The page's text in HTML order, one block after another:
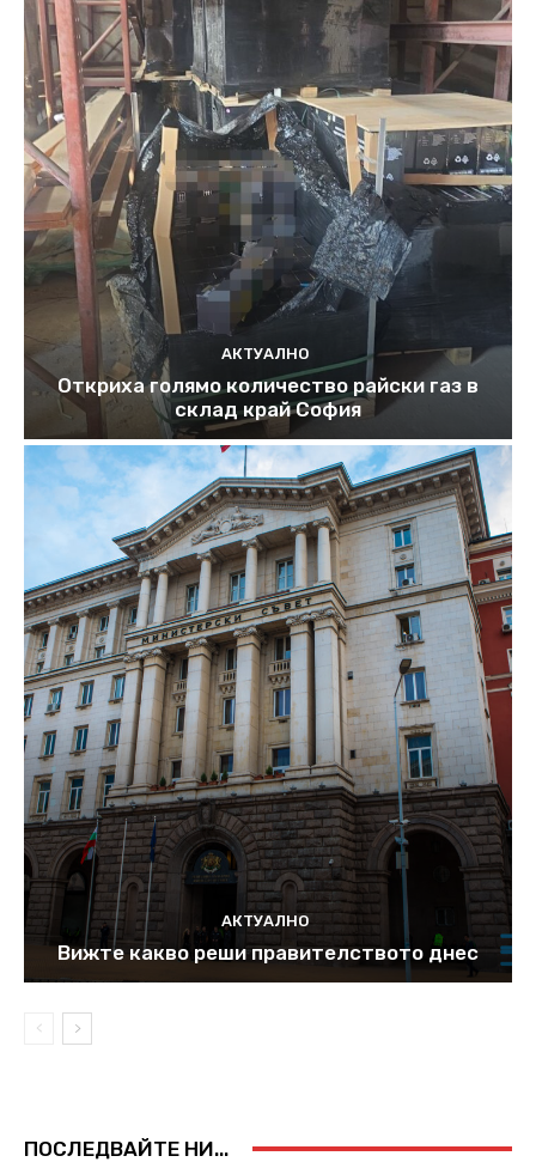
АКТУАЛНО
Откриха голямо количество райски газ в
склад край София
АКТУАЛНО
Вижте какво реши правителството днес
ПОСЛЕДВАЙТЕ НИ...